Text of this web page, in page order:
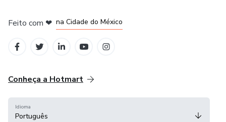
Feito com ❤ na Cidade do México
Conheça a Hotmart
Idioma
Português